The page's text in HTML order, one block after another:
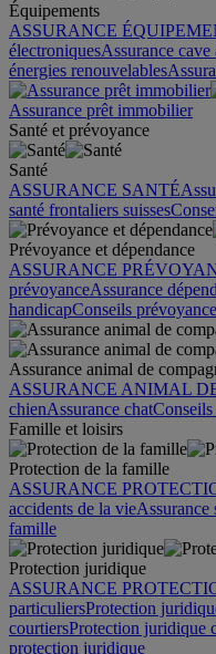
Équipements
ASSURANCE
électroniquesAssurance cave
énergies renouvelables
Assurance prêt immobilier
Santé et prévoyance
Santé
ASSURANCE SANTÉ
santé frontaliers suisses
Prévoyance et dépendance
ASSURANCE
prévoyanceAssurance
handicapConseils
Assurance animal de
ASSURANCE ANIMAL
chienAssurance chat
Famille et loisirs
Protection de la famille
ASSURANCE
accidents de la vieAssurance
famille
Protection juridique
ASSURANCE
particuliersProtection
courtiersProtection juridique
protection juridique